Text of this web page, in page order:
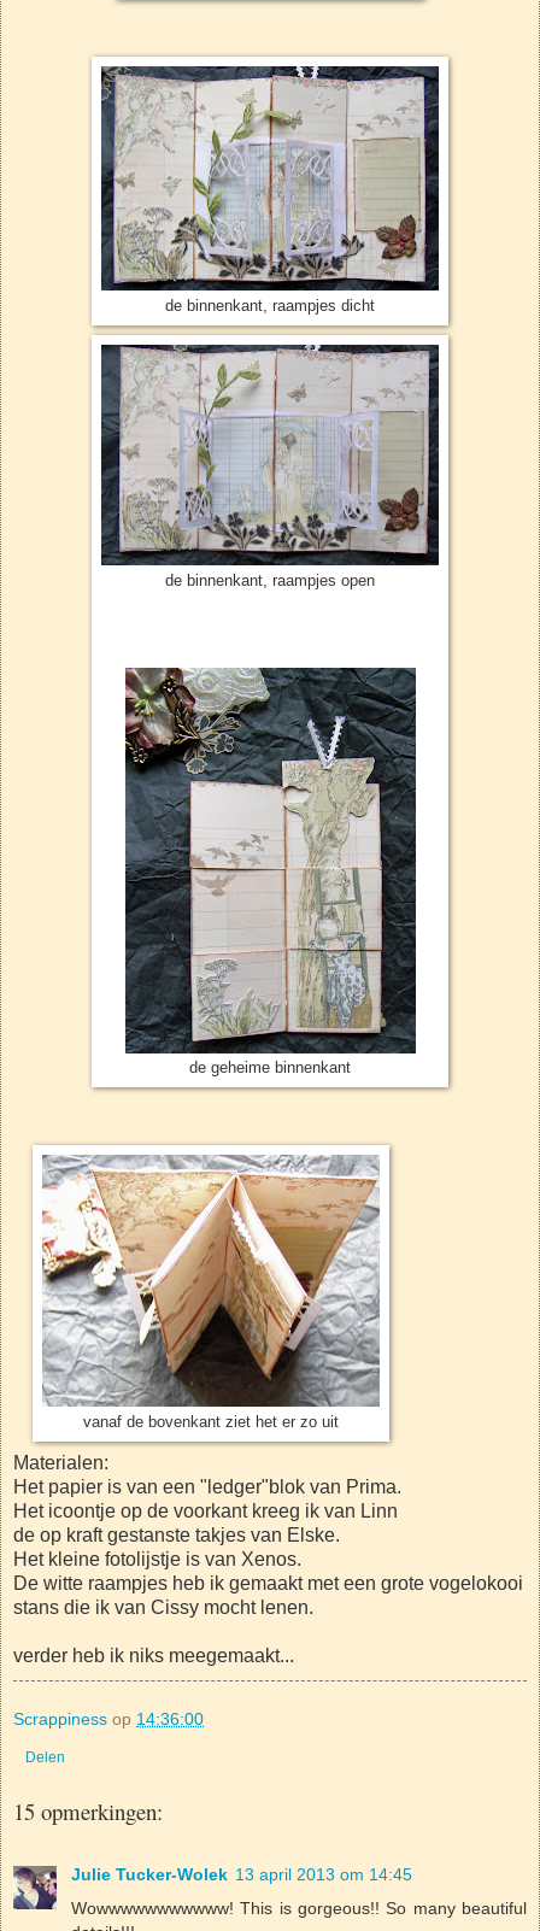
de binnenkant, raampjes dicht
de binnenkant, raampjes open
de geheime binnenkant
vanaf de bovenkant ziet het er zo uit
Materialen:
Het papier is van een "ledger"blok van Prima.
Het icoontje op de voorkant kreeg ik van Linn
de op kraft gestanste takjes van Elske.
Het kleine fotolijstje is van Xenos.
De witte raampjes heb ik gemaakt met een grote vogelokooi
stans die ik van Cissy mocht lenen.
verder heb ik niks meegemaakt...
Scrappiness op 14:36:00
Delen
15 opmerkingen:
Julie Tucker-Wolek 13 april 2013 om 14:45
Wowwwwwwwwwww! This is gorgeous!! So many beautiful